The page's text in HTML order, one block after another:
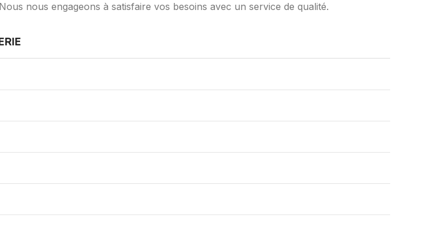
nous engageons à satisfaire vos besoins avec un service de qualité.